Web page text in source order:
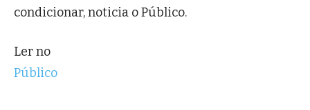
condicionar, noticia o Público.
Ler no
Público